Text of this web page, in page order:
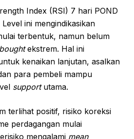
Index (RSI) 7 hari POND
ini mengindikasikan
terbentuk, namun belum
ekstrem. Hal ini
kenaikan lanjutan, asalkan
para pembeli mampu
supportutama.
terlihat positif, risiko koreksi
perdagangan mulai
mengalami mean